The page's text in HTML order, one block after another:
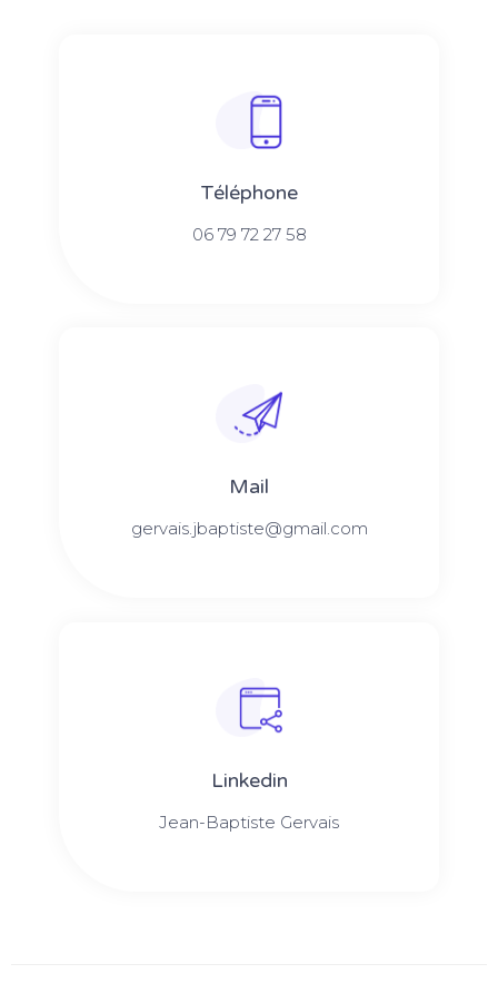
Téléphone
06 79 72 27 58
Mail
gervais.jbaptiste@gmail.com
Linkedin
Jean-Baptiste Gervais